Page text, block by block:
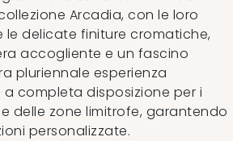
Arcadia, con le loro
le delicate finiture cromatiche,
accogliente e un fascino
pluriennale esperienza
completa disposizione per i
delle zone limitrofe, garantendo
personalizzate.